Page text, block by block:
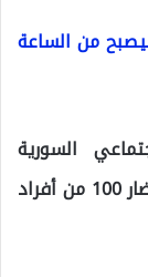
من الساعة
السورية
والعربية أنباء السماح للاجئين السوريين بإحضار 100 من أفراد